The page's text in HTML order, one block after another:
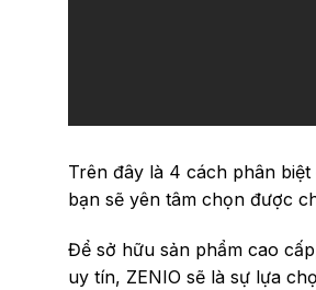
Trên đây là 4 cách phân
bạn sẽ yên tâm chọn được
Để sở hữu sản phẩm cao
uy tín, ZENIO sẽ là sự lựa